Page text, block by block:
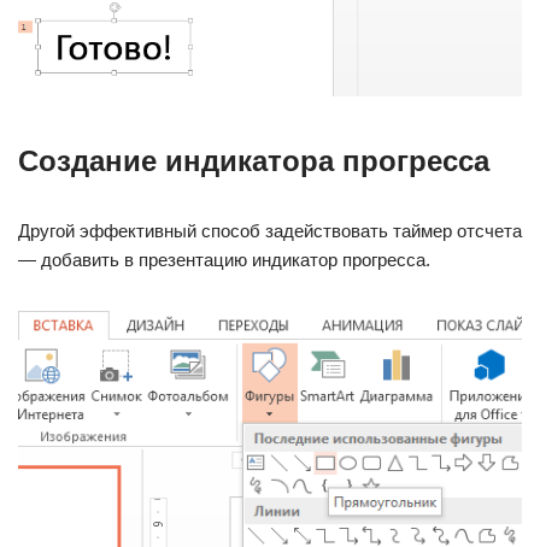
Создание индикатора прогресса
Другой эффективный способ задействовать таймер отсчета
— добавить в презентацию индикатор прогресса.